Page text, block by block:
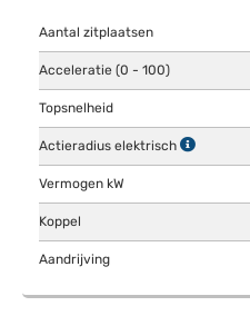
Aantal zitplaatsen
Acceleratie (0 - 100)
Topsnelheid
Actieradius elektrisch
Vermogen kW
Koppel
Aandrijving